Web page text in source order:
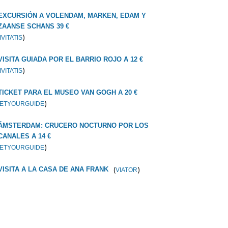
A VOLENDAM, MARKEN, EDAM Y
SCHANS 39 €
)
GUIADA POR EL BARRIO ROJO A 12 €
)
PARA EL MUSEO VAN GOGH A 20 €
)
CRUCERO NOCTURNO POR LOS
A 14 €
)
A LA CASA DE ANA FRANK (VIATOR)